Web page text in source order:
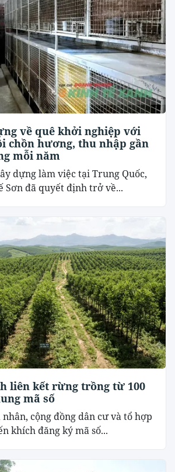
về quê khởi nghiệp với
chồn hương, thu nhập gần
mỗi năm
dựng làm việc tại Trung Quốc,
Sơn đã quyết định trở về...
liên kết rừng trồng từ 100
mã số
cộng đồng dân cư và tổ hợp
khích đăng ký mã số...